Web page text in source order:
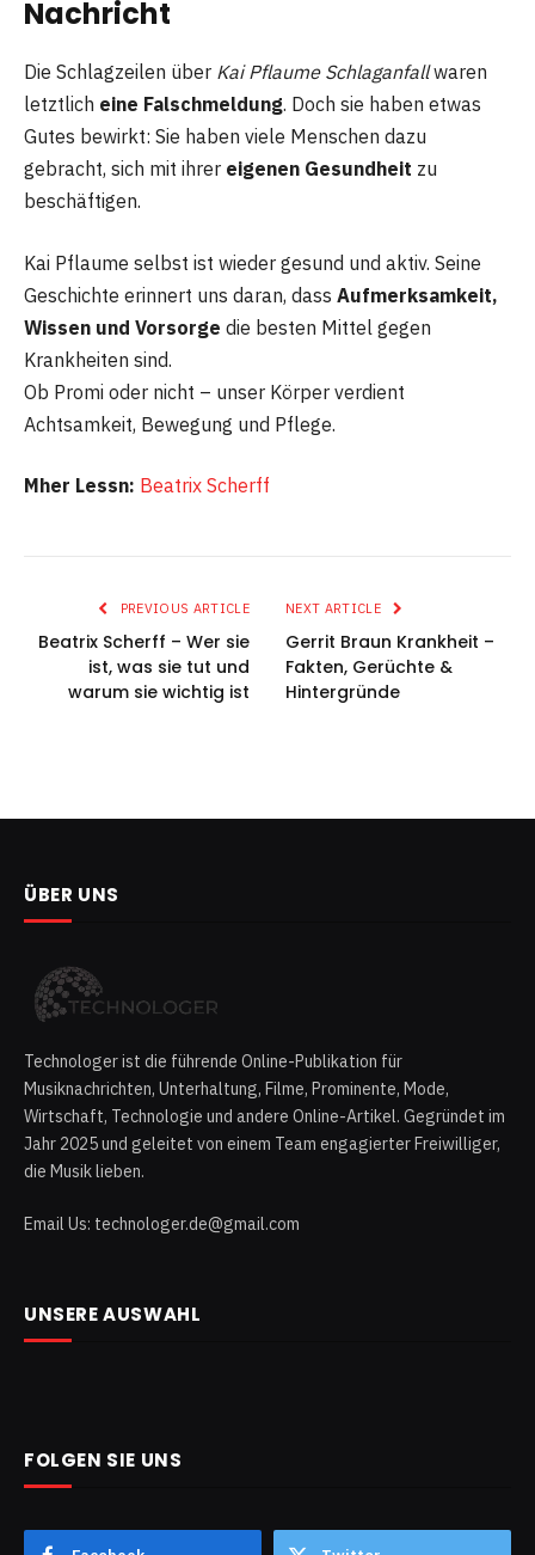
Nachricht
Die Schlagzeilen über Kai Pflaume Schlaganfallwaren
letztlich eine Falschmeldung. Doch sie haben etwas
Gutes bewirkt: Sie haben viele Menschen dazu
gebracht, sich mit ihrer eigenen Gesundheit zu
beschäftigen.
Kai Pflaume selbst ist wieder gesund und aktiv. Seine
Geschichte erinnert uns daran, dass Aufmerksamkeit,
Wissen und Vorsorge die besten Mittel gegen
Krankheiten sind.
Ob Promi oder nicht – unser Körper verdient
Achtsamkeit, Bewegung und Pflege.
Mher Lessn: Beatrix Scherff
PREVIOUS ARTICLE
Beatrix Scherff – Wer sie
ist, was sie tut und
warum sie wichtig ist
NEXT ARTICLE
Gerrit Braun Krankheit –
Fakten, Gerüchte &
Hintergründe
ÜBER UNS
Technologer ist die führende Online-Publikation für
Musiknachrichten, Unterhaltung, Filme, Prominente, Mode,
Wirtschaft, Technologie und andere Online-Artikel. Gegründet im
Jahr 2025 und geleitet von einem Team engagierter Freiwilliger,
die Musik lieben.
Email Us: technologer.de@gmail.com
UNSERE AUSWAHL
FOLGEN SIE UNS